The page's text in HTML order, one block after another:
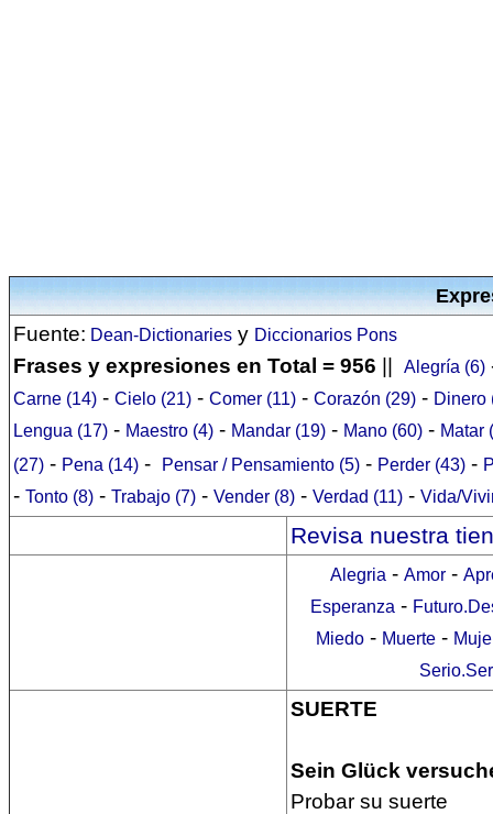
Fuente: Dean-Dictionaries y Diccionarios Pons
Frases y expresiones en Total = 956 Alegría (6)
Carne (14) - Cielo (21) - Comer (11) - Corazón (29) - Dinero
Lengua (17) - Maestro (4) - Mandar (19) - Mano (60) - Matar
(27) - Pena (14) - Pensar / Pensamiento (5) - Perder (43) -
- Tonto (8) - Trabajo (7) - Vender (8) - Verdad (11) - Vida/
Revisa nuestra
Alegria - Amor-
Esperanza -
Miedo - Muerte -
SUERTE
Sein Glück
Probar su suerte